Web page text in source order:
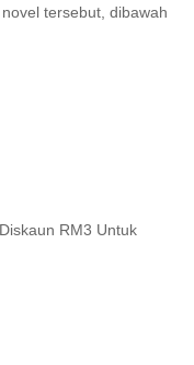
tersebut, dibawah
RM3 Untuk